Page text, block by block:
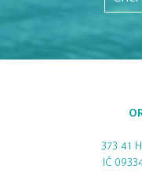
373 41
IČ